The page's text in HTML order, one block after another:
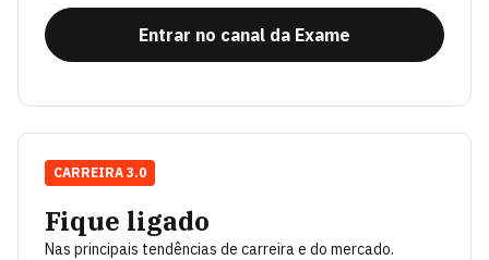
Entrar no canal da Exame
Fique ligado
Nas principais tendências de carreira e do mercado.
CARREIRA 3.0